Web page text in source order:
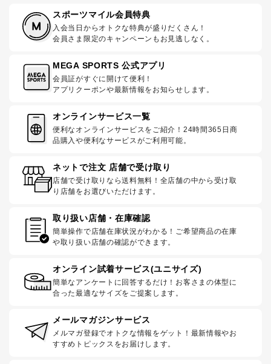
スポーツマイル会員特典
入会当日からオトクな特典が盛りだくさん！
会員さま限定のキャンペーンもお見逃しなく。
MEGA SPORTS 公式アプリ
会員証がすぐに開けて便利！
アプリクーポンや最新情報をお知らせします。
オンラインサービス一覧
便利なオンラインサービスをご紹介！24時間365日商
品購入や便利なサービスがご利用可能。
ネットで注文 店舗で受け取り
店舗で受け取りなら送料無料！全店舗の中から受け取
り店舗をお選びいただけます。
取り扱い店舗・在庫確認
簡単操作で店舗在庫状況がわかる！ご希望商品の在庫
や取り扱い店舗の確認ができます。
オンライン試着サービス(ユニサイズ)
簡単なアンケートに回答するだけ！お客さまの体型に
合った最適なサイズをご提案します。
メールマガジンサービス
メルマガ登録でオトクな情報をゲット！最新情報やお
すすめトピックスをお届けします。